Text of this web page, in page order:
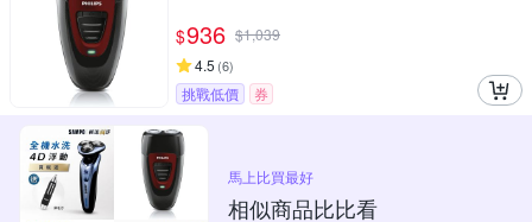
$936 $1,039
4.5 (6)
挑戰低價 券
馬上比買最好
相似商品比比看